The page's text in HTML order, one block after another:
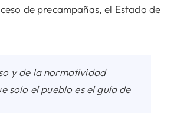
de precampañas, el Estado de
y de la normatividad
solo el pueblo es el guía de